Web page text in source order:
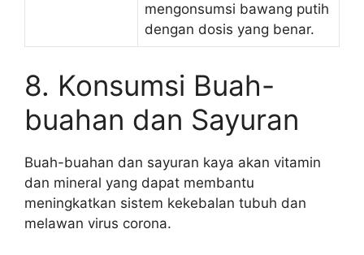
mengonsumsi bawang putih
dengan dosis yang benar.
8. Konsumsi Buah-
buahan dan Sayuran
Buah-buahan dan sayuran kaya akan vitamin
dan mineral yang dapat membantu
meningkatkan sistem kekebalan tubuh dan
melawan virus corona.